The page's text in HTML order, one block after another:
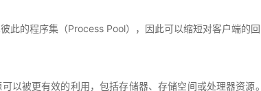
的程序集（Process Pool），因此可以缩短对客户端的回
被更有效的利用，包括存储器、存储空间或处理器资源